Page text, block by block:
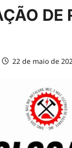
DE
22 de maio de